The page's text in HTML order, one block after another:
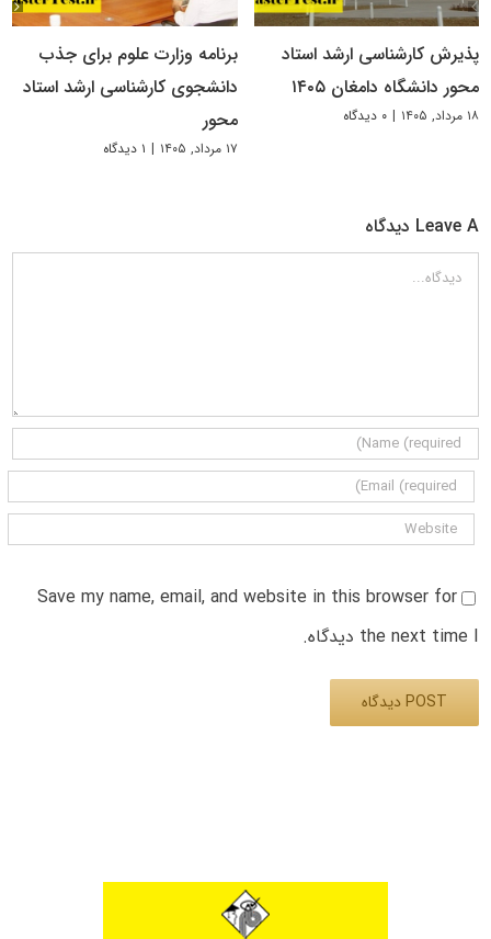
پذیرش کارشناسی ارشد استاد
محور دانشگاه دامغان ۱۴۰۵
۱۸ مرداد, ۱۴۰۵ | ۰ دیدگاه
برنامه وزارت علوم برای جذب
دانشجوی کارشناسی ارشد استاد
محور
۱۷ مرداد, ۱۴۰۵ | ۱ دیدگاه
Leave A دیدگاه
دیدگاه
Save my name, email, and website in this browser for
the next time I دیدگاه.